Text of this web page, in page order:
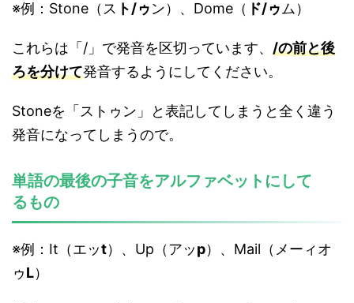
※例：Stone（ス ト/ゥン）、Dome（ ド/ゥ ム）
これらは「/」で発音を区切っています、 /の前と後
ろを分けて発音するようにしてください。
Stoneを「ストゥン」と表記してしまうと全く違う
発音になってしまうので。
単語の最後の子音をアルファベットにして
るもの
※例：It（エッt）、Up（アッp）、Mail（メーィオ
ゥL）